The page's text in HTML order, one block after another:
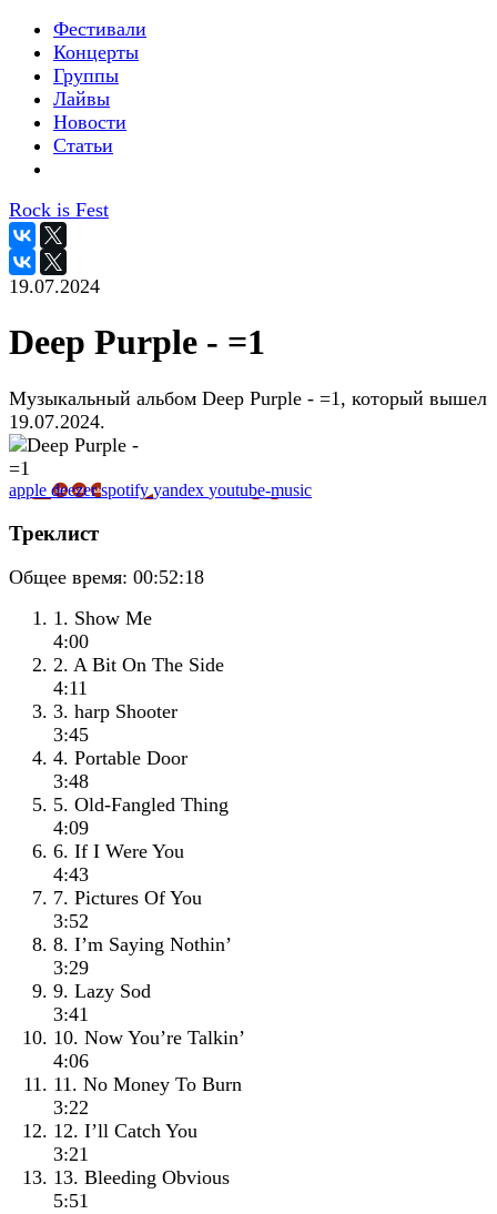
Фестивали
Концерты
Группы
Лайвы
Новости
Статьи
Rock is Fest
19.07.2024
Deep Purple - =1
Музыкальный альбом Deep Purple - =1, который вышел
19.07.2024.
apple deezerspotifyyandex youtube-music
Треклист
Общее время: 00:52:18
1. Show Me
4:00
2. A Bit On The Side
4:11
3. harp Shooter
3:45
4. Portable Door
3:48
5. Old-Fangled Thing
4:09
6. If I Were You
4:43
7. Pictures Of You
3:52
8. I’m Saying Nothin’
3:29
9. Lazy Sod
3:41
10. Now You’re Talkin’
4:06
11. No Money To Burn
3:22
12. I’ll Catch You
3:21
13. Bleeding Obvious
5:51